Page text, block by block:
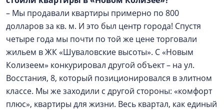
– Мы продавали квартиры примерно по 800
долларов за кв. м. И это был центр города! Спустя
четыре года мы почти по той же цене торговали
жильем в ЖК «Шуваловские высоты». С «Новым
Колизеем» конкурировал другой объект – на ул.
Восстания, 8, который позиционировался в элитном
классе. Мы же заходили с другой стороны: «комфорт
плюс», квартиры для жизни. Весь квартал, как единый